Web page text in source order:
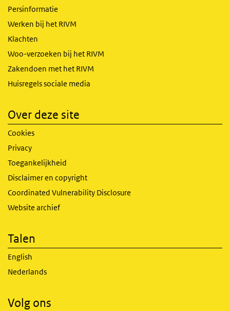
Persinformatie
Werken bij het RIVM
Klachten
Woo-verzoeken bij het RIVM
Zakendoen met het RIVM
Huisregels sociale media
Over deze site
Cookies
Privacy
Toegankelijkheid
Disclaimer en copyright
Coordinated Vulnerability Disclosure
Website archief
Talen
English
Nederlands
Volg ons